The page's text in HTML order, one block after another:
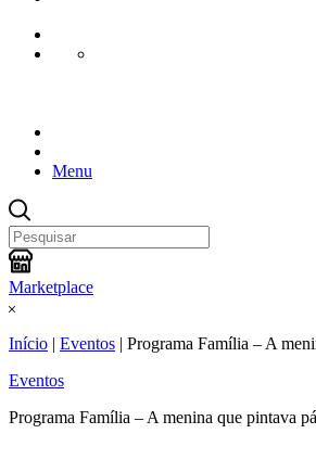
Menu
Marketplace
Início | Eventos | Programa Família – A
Eventos
Programa Família – A menina que pintava